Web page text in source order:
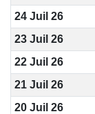
24 Juil 26
23 Juil 26
22 Juil 26
21 Juil 26
20 Juil 26